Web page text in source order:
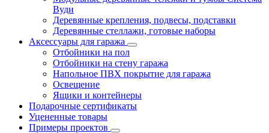
Вуди
Деревянные крепления, подвесы, подставки
Деревянные стеллажи, готовые наборы
Аксессуары для гаража
Отбойники на пол
Отбойники на стену гаража
Напольное ПВХ покрытие для гаража
Освещение
Ящики и контейнеры
Подарочные сертификаты
Уцененные товары
Примеры проектов